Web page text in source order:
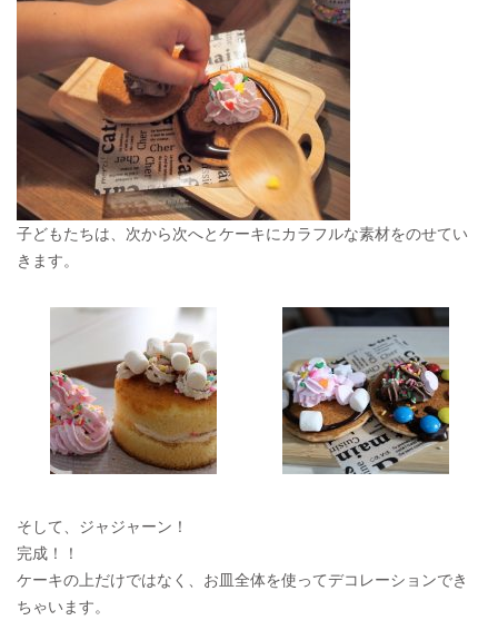
子どもたちは、次から次へとケーキにカラフルな素材をのせてい
きます。
そして、ジャジャーン！
完成！！
ケーキの上だけではなく、お皿全体を使ってデコレーションでき
ちゃいます。